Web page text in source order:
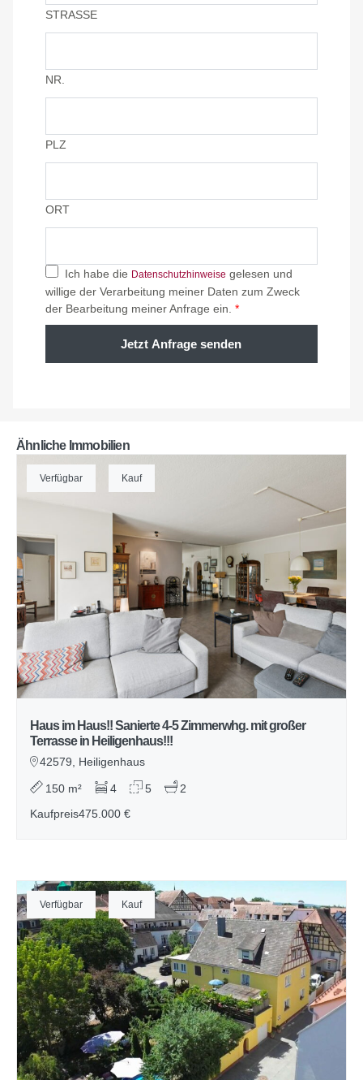
STRASSE
NR.
PLZ
ORT
Ich habe die Datenschutzhinweise gelesen und
willige der Verarbeitung meiner Daten zum Zweck
der Bearbeitung meiner Anfrage ein. *
Jetzt Anfrage senden
Ähnliche Immobilien
Verfügbar Kauf
Haus im Haus!! Sanierte 4-5 Zimmerwhg. mit großer
Terrasse in Heiligenhaus!!!
42579, Heiligenhaus
150 m² 4 5
2
Kaufpreis475.000 €
Verfügbar Kauf